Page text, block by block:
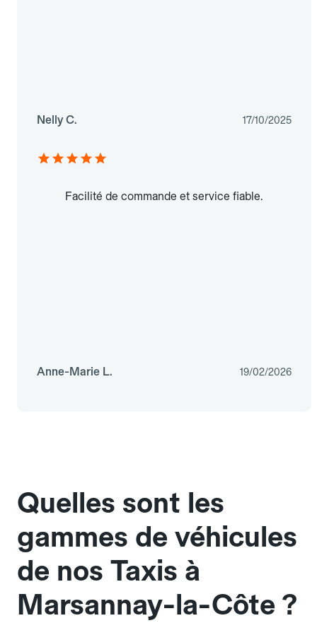
Nelly C. 17/10/2025
Facilité de commande et service fiable.
Anne-Marie L. 19/02/2026
Quelles sont les
gammes de véhicules
de nos Taxis à
Marsannay-la-Côte ?